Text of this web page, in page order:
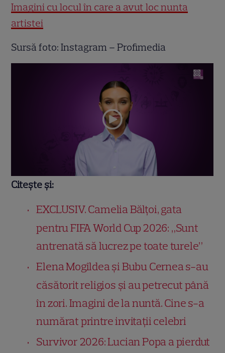
Imagini cu locul în care a avut loc nunta
artistei
Sursă foto: Instagram – Profimedia
Citește și:
EXCLUSIV. Camelia Bălțoi, gata
pentru FIFA World Cup 2026: „Sunt
antrenată să lucrez pe toate turele”
Elena Mogîldea și Bubu Cernea s-au
căsătorit religios și au petrecut până
în zori. Imagini de la nuntă. Cine s-a
numărat printre invitații celebri
Survivor 2026: Lucian Popa a pierdut